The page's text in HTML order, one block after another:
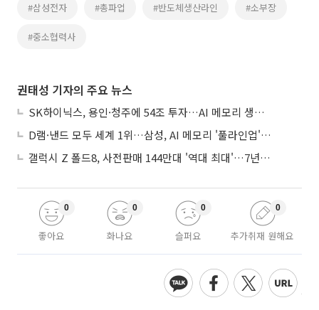
#삼성전자 #총파업 #반도체생산라인 #소부장
#중소협력사
권태성 기자의 주요 뉴스
SK하이닉스, 용인·청주에 54조 투자…AI 메모리 생산기지 키운다
D램·낸드 모두 세계 1위…삼성, AI 메모리 '풀라인업'으로 승부
갤럭시 Z 폴드8, 사전판매 144만대 '역대 최대'…7년만에 갤노트10 기록 넘어
좋아요
0
화나요
0
슬퍼요
0
추가취재 원해요
0